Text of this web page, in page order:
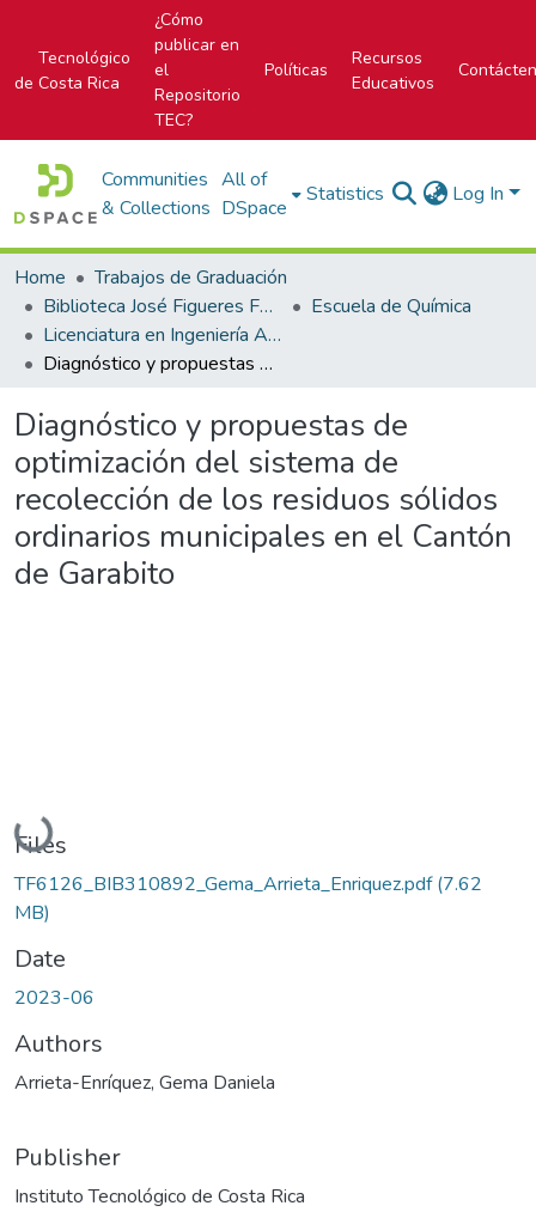
Tecnológico
de Costa Rica
¿Cómo
publicar en
el
Repositorio
TEC?
Políticas
Recursos
Educativos
Communities
& Collections
All of
DSpace
Statistics Log In
Home
Trabajos de Graduación
Biblioteca José Figueres Ferrer
Escuela de Química
Licenciatura en Ingeniería Ambiental
Diagnóstico y propuestas de optimización del sistema de recolección de los residuos sólidos ordinarios municipales en el Cantón de Garabito
Diagnóstico y propuestas de
optimización del sistema de
recolección de los residuos sólidos
ordinarios municipales en el Cantón
de Garabito
Loading...
Files
TF6126_BIB310892_Gema_Arrieta_Enriquez.pdf(7.62
MB)
Date
2023-06
Authors
Arrieta-Enríquez, Gema Daniela
Publisher
Instituto Tecnológico de Costa Rica